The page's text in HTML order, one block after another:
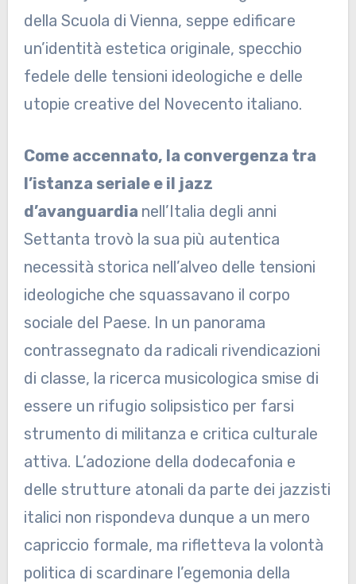
della Scuola di Vienna, seppe edificare
un’identità estetica originale, specchio
fedele delle tensioni ideologiche e delle
utopie creative del Novecento italiano.
Come accennato, la convergenza tra
l’istanza seriale e il jazz
d’avanguardia nell’Italia degli anni
Settanta trovò la sua più autentica
necessità storica nell’alveo delle tensioni
ideologiche che squassavano il corpo
sociale del Paese. In un panorama
contrassegnato da radicali rivendicazioni
di classe, la ricerca musicologica smise di
essere un rifugio solipsistico per farsi
strumento di militanza e critica culturale
attiva. L’adozione della dodecafonia e
delle strutture atonali da parte dei jazzisti
italici non rispondeva dunque a un mero
capriccio formale, ma rifletteva la volontà
politica di scardinare l’egemonia della